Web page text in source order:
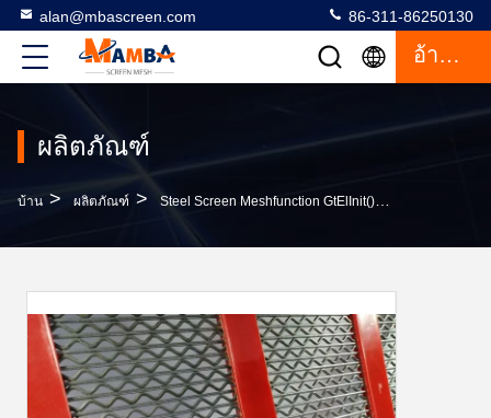
alan@mbascreen.com 86-311-86250130
อ้างอิง
ผลิตภัณฑ์
บ้าน > ผลิตภัณฑ์ > Steel Screen Meshfunction GtElInit() {var Lib = New Google.translate.TranslateService();lib.translat